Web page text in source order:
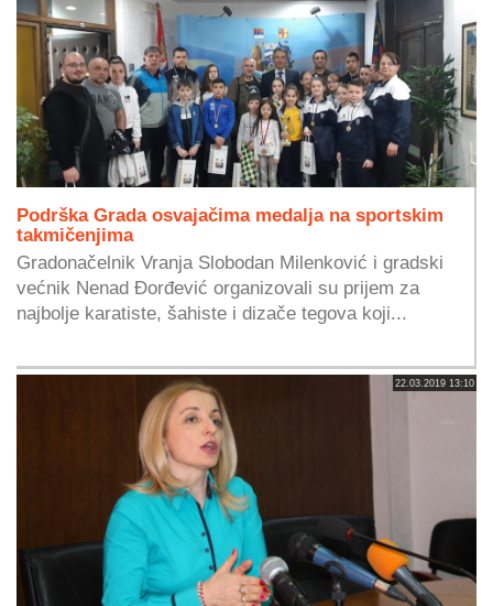
Podrška Grada osvajačima medalja na sportskim
takmičenjima
Gradonačelnik Vranja Slobodan Milenković i gradski
većnik Nenad Đorđević organizovali su prijem za
najbolje karatiste, šahiste i dizače tegova koji...
22.03.2019 13:10